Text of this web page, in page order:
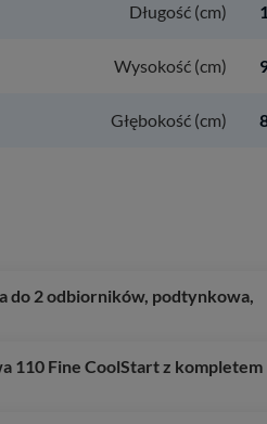
Długość (cm)
Wysokość (cm)
Głębokość (cm)
do 2 odbiorników, podtynkowa,
110 Fine CoolStart z kompletem